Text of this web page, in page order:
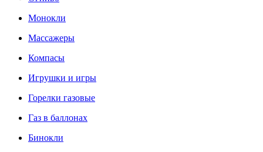
Монокли
Массажеры
Компасы
Игрушки и игры
Горелки газовые
Газ в баллонах
Бинокли